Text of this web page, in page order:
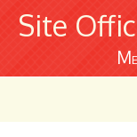
Site